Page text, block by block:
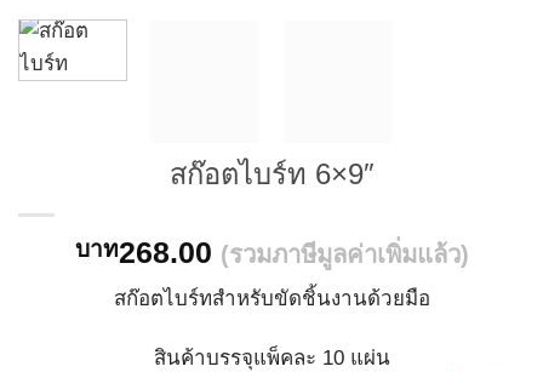
สก๊อตไบร์ท 6×9″
บาท268.00 (รวมภาษีมูลค่าเพิ่มแล้ว)
สก๊อตไบร์ทสำหรับขัดชิ้นงานด้วยมือ
สินค้าบรรจุแพ็คละ 10 แผ่น